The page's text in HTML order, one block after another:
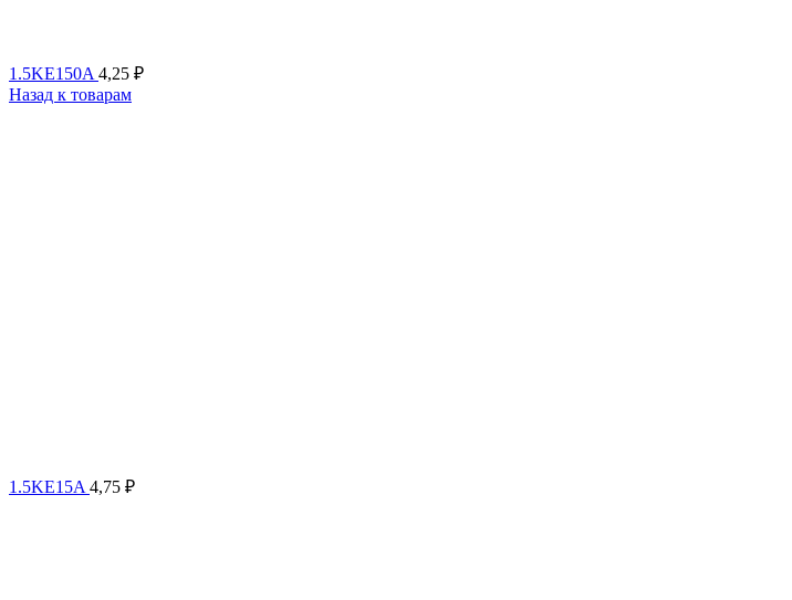
1.5KE150A 4,25 ₽
Назад к товарам
1.5KE15A 4,75 ₽